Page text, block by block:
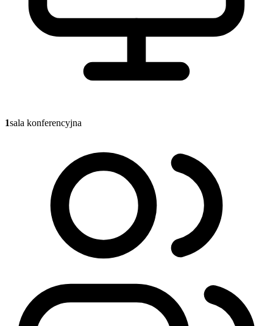
1sala konferencyjna